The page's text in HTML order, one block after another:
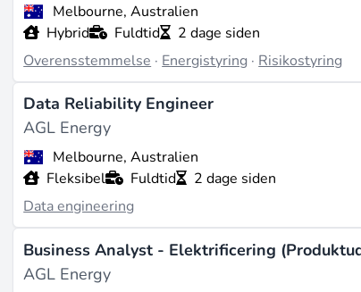
Melbourne, Australien
Hybrid
Fuldtid
2 dage siden
Overensstemmelse · Energistyring · Risikostyring
Data Reliability Engineer
AGL Energy
Melbourne, Australien
Fleksibel
Fuldtid
2 dage siden
Data engineering
Business Analyst - Elektrificering
AGL Energy